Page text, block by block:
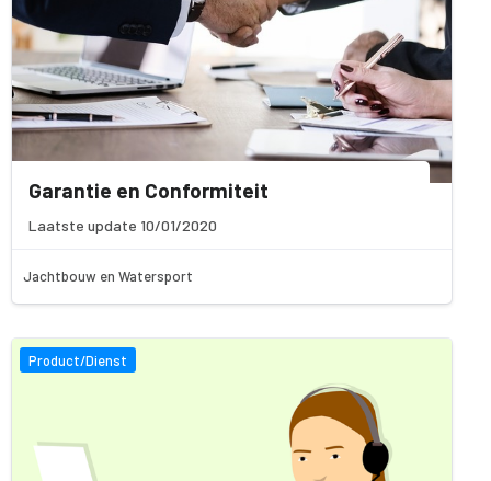
Garantie en Conformiteit
Laatste update 10/01/2020
Jachtbouw en Watersport
Product/Dienst